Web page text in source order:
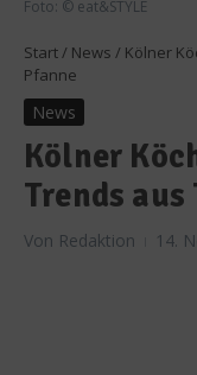
Foto: © eat&STYLE
Start / News / Kölner
Pfanne
News
Kölner
Trends aus
Von Redaktion 14.